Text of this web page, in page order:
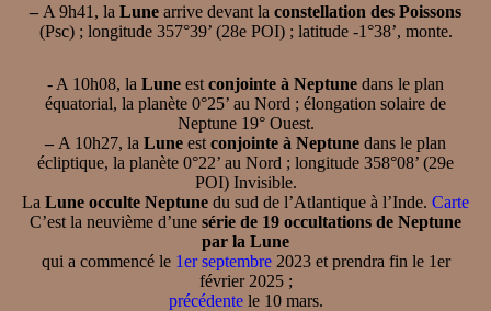
– A 9h41, la Lune arrive devant la constellation des Poissons
(Psc) ; longitude 357°39’ (28e POI) ; latitude -1°38’, monte.
- A 10h08, la Lune est conjointe à Neptune dans le plan
équatorial, la planète 0°25’ au Nord ; élongation solaire de
Neptune 19° Ouest.
– A 10h27, la Lune est conjointe à Neptune dans le plan
écliptique, la planète 0°22’ au Nord ; longitude 358°08’ (29e
POI) Invisible.
La Lune occulte Neptune du sud de l’Atlantique à l’Inde. Carte
C’est la neuvième d’une série de 19 occultations de Neptune
par la Lune
qui a commencé le 1er septembre2023 et prendra fin le 1er
février 2025 ;
précédentele 10 mars.